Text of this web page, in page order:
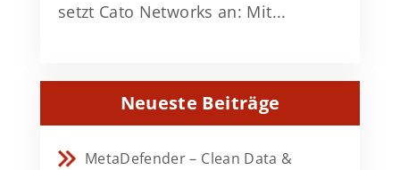
setzt Cato Networks an: Mit...
Neueste Beiträge
MetaDefender – Clean Data &